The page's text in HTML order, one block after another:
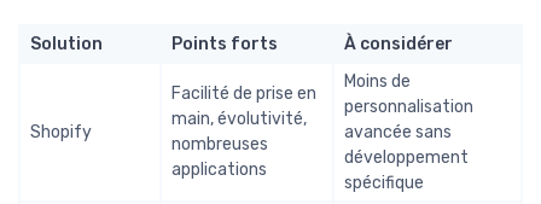
Solution Points forts À considérer
Shopify
Facilité de prise en
main, évolutivité,
nombreuses
applications
Moins de
personnalisation
avancée sans
développement
spécifique